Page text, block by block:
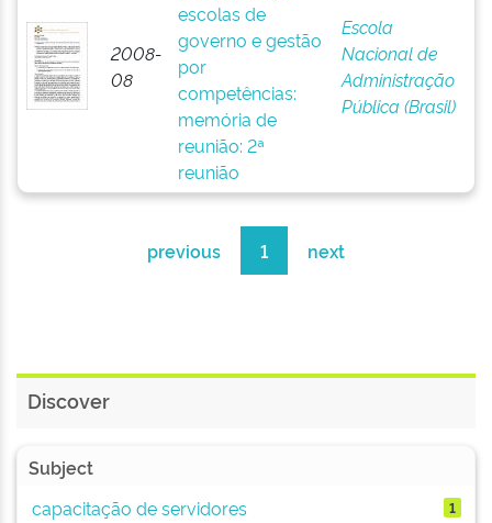
2008-
08
escolas de
governo e gestão
por
competências:
memória de
reunião: 2ª
reunião
Escola
Nacional de
Administração
Pública (Brasil)
previous 1 next
Discover
Subject
capacitação de servidores
1